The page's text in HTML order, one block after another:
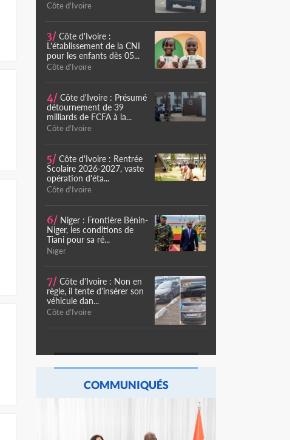
Côte d'Ivoire
3/ Côte d'Ivoire :
L'établissement de la CNI
pour les enfants dès 05...
Côte d'Ivoire
4/ Côte d'Ivoire : Présumé
détournement de 39
milliards de FCFA à la...
Côte d'Ivoire
5/ Côte d'Ivoire : Rentrée
Scolaire 2026-2027, vaste
opération d'éta...
Côte d'Ivoire
6/ Niger : Frontière Bénin-
Niger, les conditions de
Tiani pour sa ré...
Niger
7/ Côte d'Ivoire : Non en
règle, il tente d'insérer son
véhicule dan...
Côte d'Ivoire
COMMUNIQUÉS